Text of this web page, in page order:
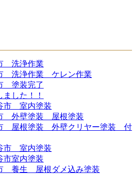
洗浄作業
洗浄作業 ケレン作業
塗装完了
した！！
市 室内塗装
外壁塗装 屋根塗装
屋根塗装 外壁クリヤー塗装 付
市 室内塗装
市室内塗装
養生 屋根ダメ込み塗装